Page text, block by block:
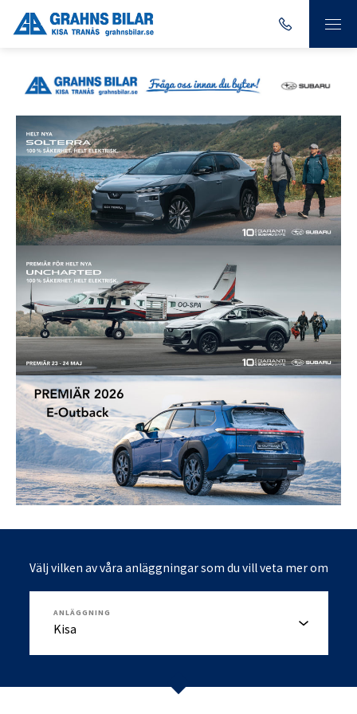
Välj vilken av våra anläggningar som du vill veta mer om
ANLÄGGNING